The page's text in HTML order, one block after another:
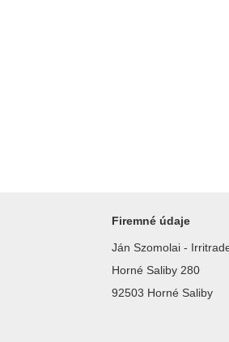
Firemné údaje
Ján Szomolai -
Horné Saliby 280
92503 Horné Saliby